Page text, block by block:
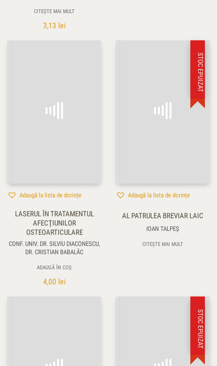
CITEȘTE MAI MULT
3,13 lei
Adaugă la lista de dorințe
LASERUL ÎN TRATAMENTUL
AFECŢIUNILOR
OSTEOARTICULARE
CONF. UNIV. DR. SILVIU DIACONESCU,
DR. CRISTIAN BABALÂC
ADAUGĂ ÎN COȘ
4,00 lei
STOC EPUIZAT
Adaugă la lista de dorințe
AL PATRULEA BREVIAR LAIC
IOAN TALPEŞ
CITEȘTE MAI MULT
STOC EPUIZAT